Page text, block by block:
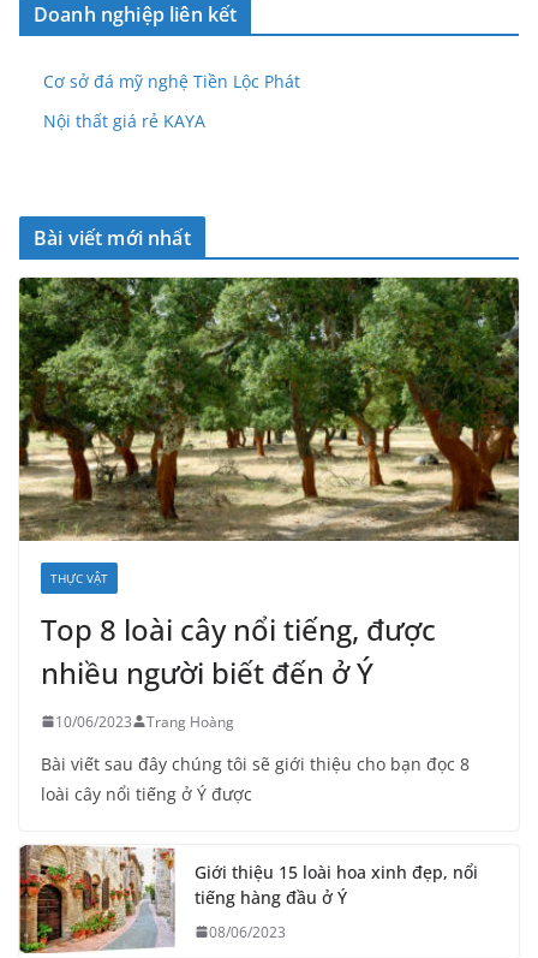
Doanh nghiệp liên kết
Cơ sở đá mỹ nghệ Tiền Lộc Phát
Nội thất giá rẻ KAYA
Bài viết mới nhất
THỰC VẬT
Top 8 loài cây nổi tiếng, được
nhiều người biết đến ở Ý
10/06/2023 Trang Hoàng
Bài viết sau đây chúng tôi sẽ giới thiệu cho bạn đọc 8
loài cây nổi tiếng ở Ý được
Giới thiệu 15 loài hoa xinh đẹp, nổi
tiếng hàng đầu ở Ý
08/06/2023